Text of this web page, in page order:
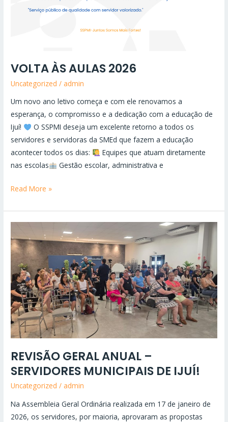
VOLTA ÀS AULAS 2026
Uncategorized / admin
Um novo ano letivo começa e com ele renovamos a
esperança, o compromisso e a dedicação com a educação de
Ijuí!
O SSPMI deseja um excelente retorno a todos os
servidores e servidoras da SMEd que fazem a educação
acontecer todos os dias:
Equipes que atuam diretamente
nas escolas
Gestão escolar, administrativa e
Read More »
REVISÃO GERAL ANUAL –
SERVIDORES MUNICIPAIS DE IJUÍ!
Uncategorized / admin
Na Assembleia Geral Ordinária realizada em 17 de janeiro de
2026, os servidores, por maioria, aprovaram as propostas
GERAL
ANUAL
–
SERVIDORES
MUNICIPAIS
DE
IJUÍ!